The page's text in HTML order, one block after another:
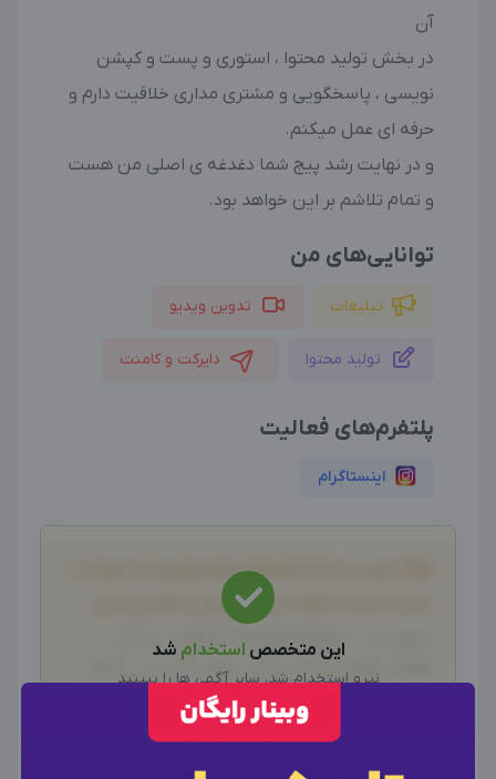
آن
در بخش تولید محتوا ، استوری و پست و کپشن
نویسی ، پاسخگویی و مشتری مداری خلاقیت دارم و
حرفه ای عمل میکنم.
و در نهایت رشد پیج شما دغدغه ی اصلی من هست
و تمام تلاشم بر این خواهد بود.
توانایی‌های من
تبلیغات تدوین ویدیو
تولید محتوا دایرکت و کامنت
پلتفرم‌های فعالیت
اینستاگرام
لطفاً پیش از انجام معامله و هر نوع پرداخت وجه، از
صحت خدمات ارائه شده، اطمینان حاصل نمایید.
بدیهی است دیدوگرام هیچ نوع مسئولیتی در قبال
اظهارات آگهی نداشته و صحت موارد ذکر شده در آگهی، بر
عهده فرد آگهی دهنده می باشد.
این متخصص استخدام شد
نیرو استخدام شد، سایر آگهی ها را ببینید
سایر متخصصین
ورود به حساب کاربری